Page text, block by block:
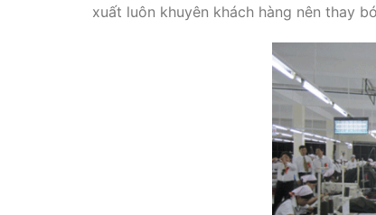
xuất luôn khuyên khách hàng nên thay